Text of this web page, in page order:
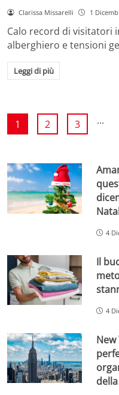
Clarissa Missarelli 1
Calo record di visitatori
alberghiero e tensioni
Leggi di più
1 2 3 ...
4
Il
4